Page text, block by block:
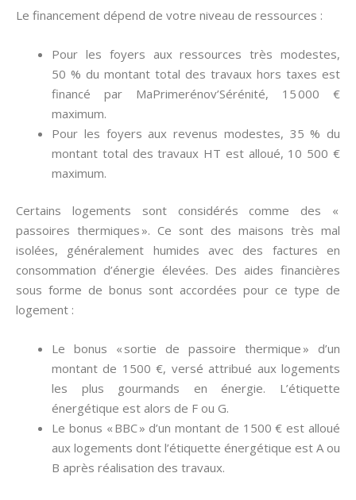
Le financement dépend de votre niveau de ressources :
Pour les foyers aux ressources très modestes,
50 % du montant total des travaux hors taxes est
financé par MaPrimerénov’Sérénité, 15 000 €
maximum.
Pour les foyers aux revenus modestes, 35 % du
montant total des travaux HT est alloué, 10 500 €
maximum.
Certains logements sont considérés comme des «
passoires thermiques ». Ce sont des maisons très mal
isolées, généralement humides avec des factures en
consommation d’énergie élevées. Des aides financières
sous forme de bonus sont accordées pour ce type de
logement :
Le bonus « sortie de passoire thermique » d’un
montant de 1500 €, versé attribué aux logements
les plus gourmands en énergie. L’étiquette
énergétique est alors de F ou G.
Le bonus « BBC » d’un montant de 1500 € est alloué
aux logements dont l’étiquette énergétique est A ou
B après réalisation des travaux.